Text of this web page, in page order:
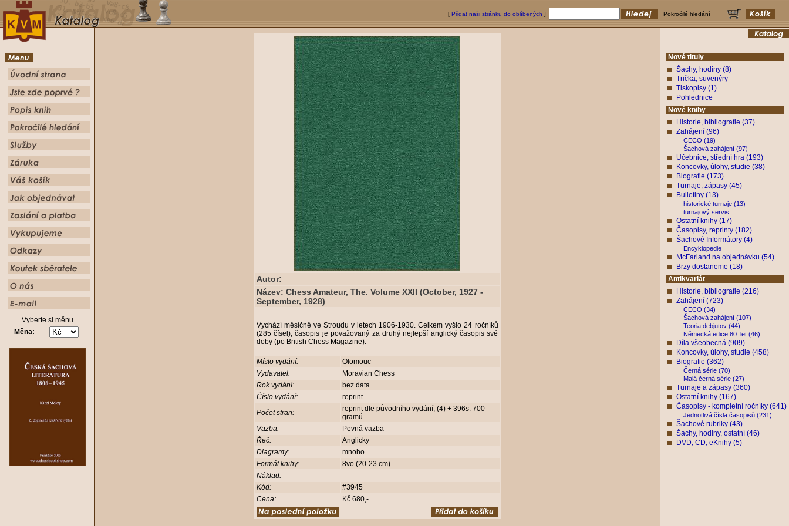
[ Přidat naši stránku do oblíbených ] Pokročilé hledání
Vyberte si měnu
Měna:
Autor:
Název: Chess Amateur, The. Volume XXII (October, 1927 -
September, 1928)
Vychází měsíčně ve Stroudu v letech 1906-1930. Celkem vyšlo 24 ročníků
(285 čísel), časopis je považovaný za druhý nejlepší anglický časopis své
doby (po British Chess Magazine).
Místo vydání:
Olomouc
Vydavatel:
Moravian Chess
Rok vydání:
bez data
Číslo vydání:
reprint
Počet stran:
reprint dle původního vydání, (4) + 396s. 700
gramů
Vazba:
Pevná vazba
Řeč:
Anglicky
Diagramy:
mnoho
Formát knihy:
8vo (20-23 cm)
Náklad:
Kód:
#3945
Cena:
Kč 680,-
Nové tituly
Šachy, hodiny (8)
Trička, suvenýry
Tiskopisy (1)
Pohlednice
Nové knihy
Historie, bibliografie (37)
Zahájení (96)
CECO (19)
Šachová zahájení (97)
Učebnice, střední hra (193)
Koncovky, úlohy, studie (38)
Biografie (173)
Turnaje, zápasy (45)
Bulletiny (13)
historické turnaje (13)
turnajový servis
Ostatní knihy (17)
Časopisy, reprinty (182)
Šachové Informátory (4)
Encyklopedie
McFarland na objednávku (54)
Brzy dostaneme (18)
Antikvariát
Historie, bibliografie (216)
Zahájení (723)
CECO (34)
Šachová zahájení (107)
Teoria debjutov (44)
Německá edice 80. let (46)
Díla všeobecná (909)
Koncovky, úlohy, studie (458)
Biografie (362)
Černá série (70)
Malá černá série (27)
Turnaje a zápasy (360)
Ostatní knihy (167)
Časopisy - kompletní ročníky (641)
Jednotlivá čísla časopisů (231)
Šachové rubriky (43)
Šachy, hodiny, ostatní (46)
DVD, CD, eKnihy (5)